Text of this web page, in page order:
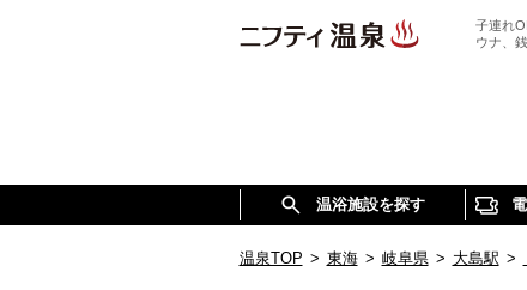
子連れ
ウナ、
温浴施設を探す
温泉TOP > 東海 > 岐阜県 > 大島駅 >